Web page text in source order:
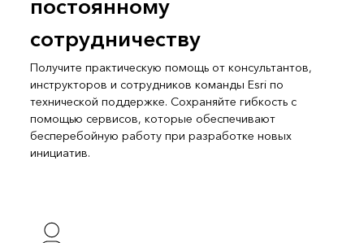
сотрудничеству
Получите практическую помощь от консультантов,
инструкторов и сотрудников команды Esri по
технической поддержке. Сохраняйте гибкость с
помощью сервисов, которые обеспечивают
бесперебойную работу при разработке новых
инициатив.